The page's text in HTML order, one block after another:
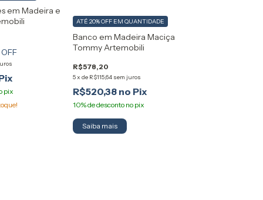
em Madeira e
OFF
Banco em Madeira Maciça
Tommy Artemobili
R$578,20
5x de R$115,64 sem juros
ATÉ 20% OFF EM QUANTIDADE
R$520,38